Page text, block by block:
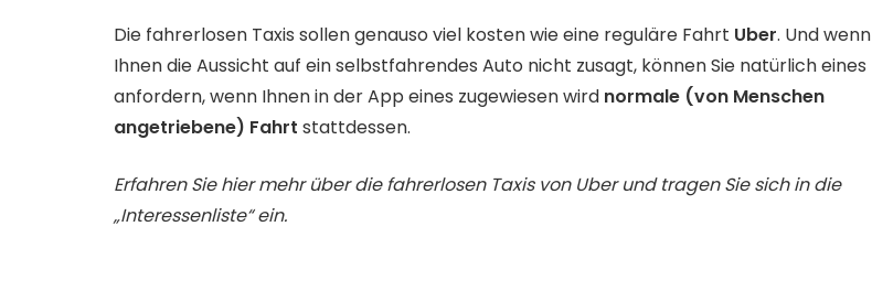
Die fahrerlosen Taxis sollen genauso viel kosten wie eine reguläre Fahrt Uber. Und wenn
Ihnen die Aussicht auf ein selbstfahrendes Auto nicht zusagt, können Sie natürlich eines
anfordern, wenn Ihnen in der App eines zugewiesen wird normale (von Menschen
angetriebene) Fahrt stattdessen.
Erfahren Sie hier mehr über die fahrerlosen Taxis von Uber und tragen Sie sich in die
„Interessenliste“ ein.